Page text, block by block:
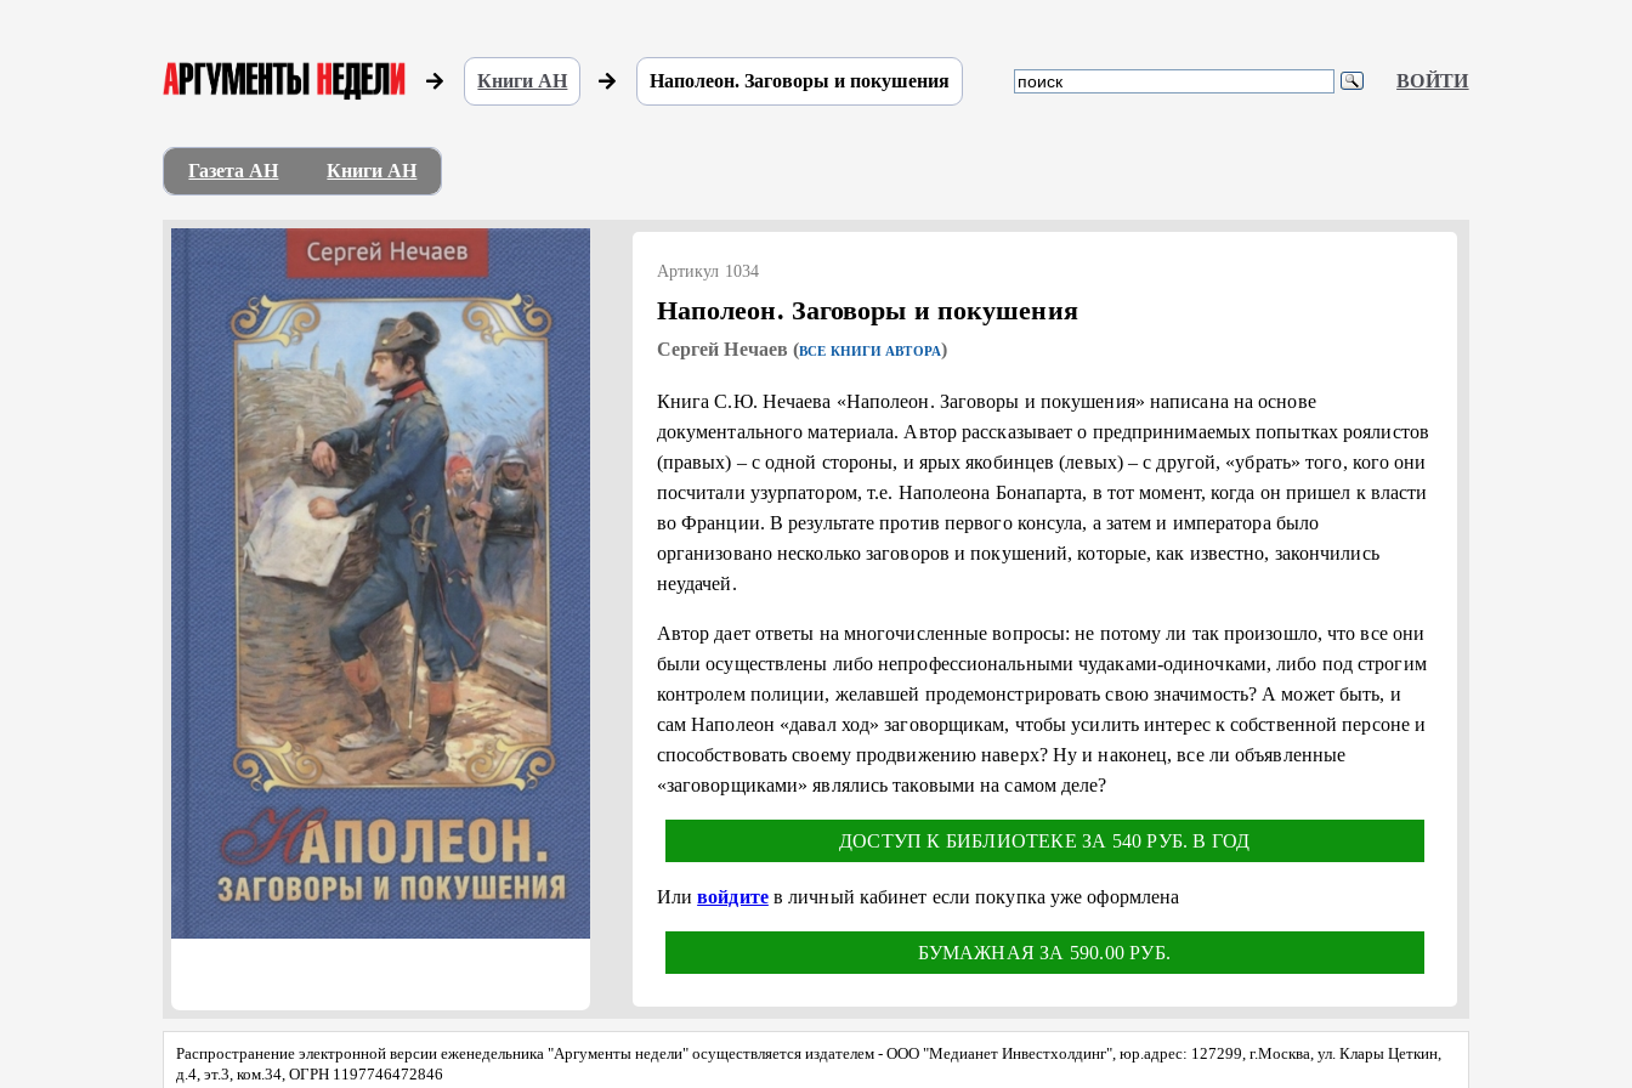
Книги АН Наполеон. Заговоры и покушения ВОЙТИ
Газета АН Книги АН
Артикул 1034
Наполеон. Заговоры и покушения
Сергей Нечаев (ВСЕ КНИГИ АВТОРА)
Книга С.Ю. Нечаева «Наполеон. Заговоры и покушения» написана на основе
документального материала. Автор рассказывает о предпринимаемых попытках роялистов
(правых) – с одной стороны, и ярых якобинцев (левых) – с другой, «убрать» того, кого они
посчитали узурпатором, т.е. Наполеона Бонапарта, в тот момент, когда он пришел к власти
во Франции. В результате против первого консула, а затем и императора было
организовано несколько заговоров и покушений, которые, как известно, закончились
неудачей.
Автор дает ответы на многочисленные вопросы: не потому ли так произошло, что все они
были осуществлены либо непрофессиональными чудаками-одиночками, либо под строгим
контролем полиции, желавшей продемонстрировать свою значимость? А может быть, и
сам Наполеон «давал ход» заговорщикам, чтобы усилить интерес к собственной персоне и
способствовать своему продвижению наверх? Ну и наконец, все ли объявленные
«заговорщиками» являлись таковыми на самом деле?
ДОСТУП К БИБЛИОТЕКЕ ЗА 540 РУБ. В ГОД
Иливойдитев личный кабинет если покупка уже оформлена
БУМАЖНАЯ ЗА 590.00 РУБ.
Распространение электронной версии еженедельника "Аргументы недели" осуществляется издателем - ООО "Медианет Инвестхолдинг", юр.адрес: 127299, г.Москва, ул. Клары Цеткин,
д.4, эт.3, ком.34, ОГРН 1197746472846